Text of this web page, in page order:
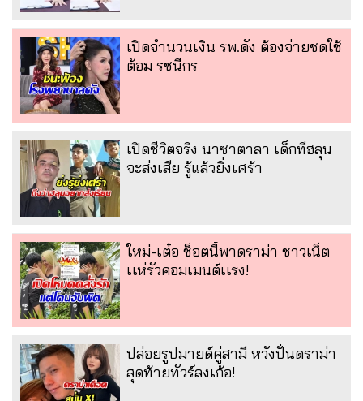
เปิดจำนวนเงิน รพ.ดัง ต้องจ่ายชดใช้
ต้อม รชนีกร
เปิดชีวิตจริง นาซาตาลา เด็กที่ฮลุน
จะส่งเสีย รู้แล้วยิ่งเศร้า
ใหม่-เต๋อ ช็อตนี้พาดราม่า ชาวเน็ต
เเห่รัวคอมเมนต์เเรง!
ปล่อยรูปมายด์คู่สามี หวังปั่นดราม่า
สุดท้ายทัวร์ลงเก้อ!